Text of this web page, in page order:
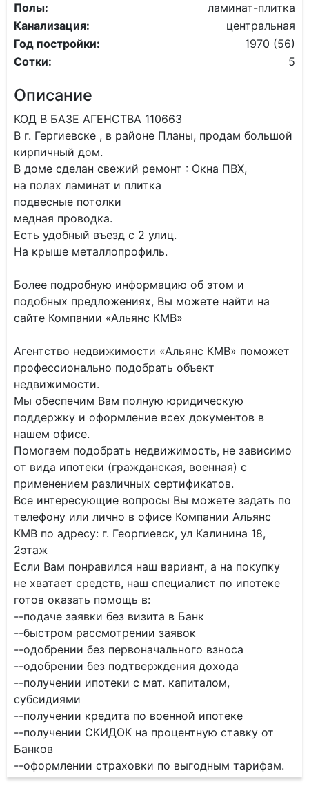
Полы:
ламинат-плитка
Канализация:
центральная
Год постройки:
1970 (56)
Сотки:
5
Описание
КОД В БАЗЕ АГЕНСТВА 110663
В г. Гергиевске , в районе Планы, продам большой
кирпичный дом.
В доме сделан свежий ремонт : Окна ПВХ,
на полах ламинат и плитка
подвесные потолки
медная проводка.
Есть удобный въезд с 2 улиц.
На крыше металлопрофиль.
Более подробную информацию об этом и
подобных предложениях, Вы можете найти на
сайте Компании «Альянс КМВ»
Агентство недвижимости «Альянс КМВ» поможет
профессионально подобрать объект
недвижимости.
Мы обеспечим Вам полную юридическую
поддержку и оформление всех документов в
нашем офисе.
Помогаем подобрать недвижимость, не зависимо
от вида ипотеки (гражданская, военная) с
применением различных сертификатов.
Все интересующие вопросы Вы можете задать по
телефону или лично в офисе Компании Альянс
КМВ по адресу: г. Георгиевск, ул Калинина 18,
2этаж
Если Вам понравился наш вариант, а на покупку
не хватает средств, наш специалист по ипотеке
готов оказать помощь в:
--подаче заявки без визита в Банк
--быстром рассмотрении заявок
--одобрении без первоначального взноса
--одобрении без подтверждения дохода
--получении ипотеки с мат. капиталом,
субсидиями
--получении кредита по военной ипотеке
--получении СКИДОК на процентную ставку от
Банков
--оформлении страховки по выгодным тарифам.